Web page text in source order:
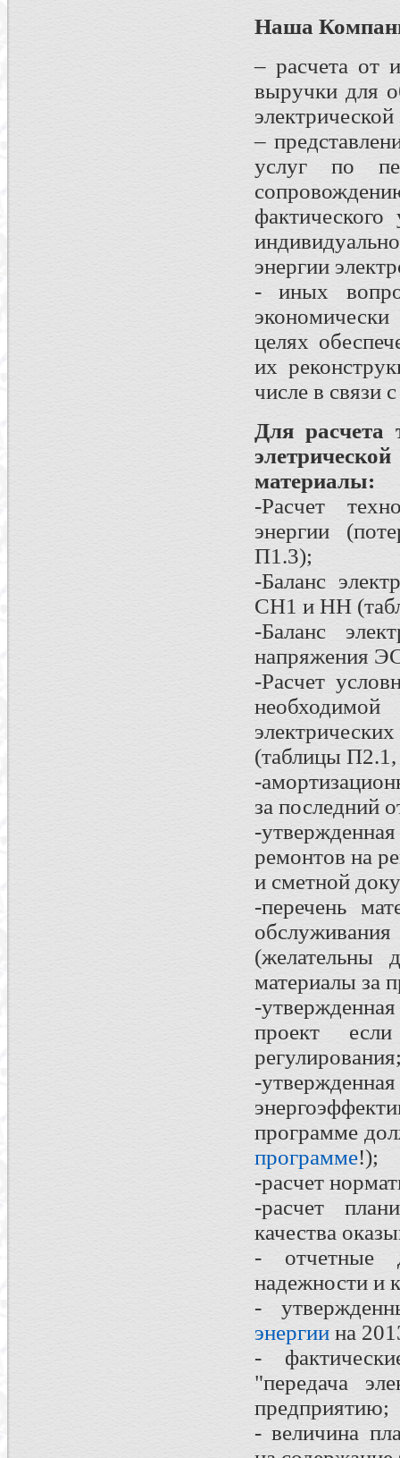
Наша
– расчета от
выручки для
–
услуг по
фактического
энергии
- иных
целях
их
числе в связи
Для расчета
материалы:
-Расчет
энергии
П1.3);
-Баланс
СН1 и НН
-Баланс
напряжения
-Расчет
(таблицы
-
за последний
-
ремонтов на
и сметной
-перечень
(желательны
материалы за
-
проект
-
программе
программе!);
-расчет
-расчет
качества
- отчетные
надежности и
-
энергии на
-
"передача
предприятию;
- величина